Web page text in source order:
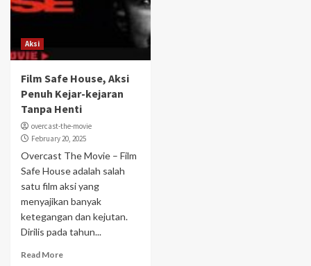
Aksi
Film Safe House, Aksi
Penuh Kejar-kejaran
Tanpa Henti
overcast-the-movie
February 20, 2025
Overcast The Movie – Film
Safe House adalah salah
satu film aksi yang
menyajikan banyak
ketegangan dan kejutan.
Dirilis pada tahun...
Read More